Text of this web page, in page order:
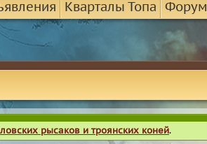
Кварталы Топа Форум
рысаков и троянских коней.